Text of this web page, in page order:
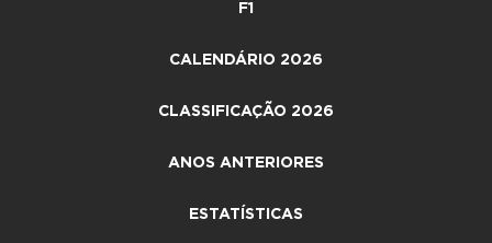
F1
CALENDÁRIO 2026
CLASSIFICAÇÃO 2026
ANOS ANTERIORES
ESTATÍSTICAS